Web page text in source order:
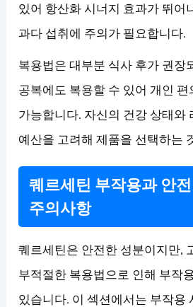
있어 항산화 시너지 효과가 뛰어
과다 섭취에 주의가 필요합니다.
복용법은 대부분 식사 후가 권장
공복에도 복용할 수 있어 개인 편
가능합니다. 자신의 건강 상태와
예산을 고려해 제품을 선택하는
퀘르세틴 부작용과 안
주의사항
퀘르세틴은 안전한 성분이지만,
부적절한 복용법으로 인해 부작
있습니다. 이 섹션에서는 부작용